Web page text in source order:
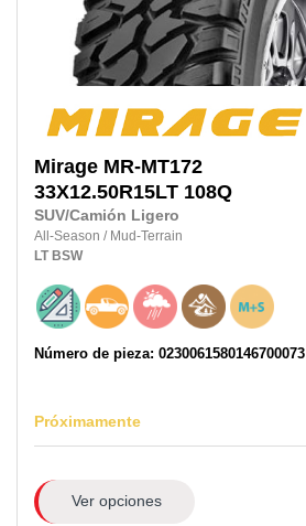
Mirage MR-MT172
33X12.50R15LT 108Q
SUV/Camión Ligero
All-Season / Mud-Terrain
LT BSW
Número de pieza: 0230061580146700073
Próximamente
Ver opciones